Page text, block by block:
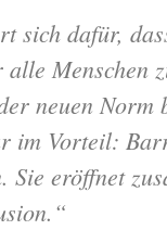
sich dafür,
alle Menschen
neuen Norm
im Vorteil:
Sie eröffnet